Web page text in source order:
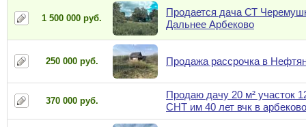
1 500 000 руб.
Продается дача СТ
Дальнее Арбеково
250 000 руб. Продажа рассрочка в
370 000 руб.
Продаю дачу 20 м² участок
СНТ им 40 лет вчк в арбеково